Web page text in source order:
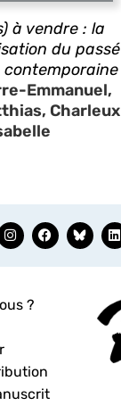
à vendre : la
du passé
contemporaine
Emmanuel,
Charleux
?